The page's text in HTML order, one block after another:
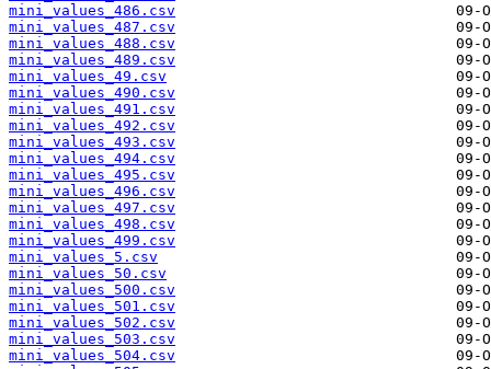
mini_values_486.csv
mini_values_487.csv
mini_values_488.csv
mini_values_489.csv
mini_values_49.csv
mini_values_490.csv
mini_values_491.csv
mini_values_492.csv
mini_values_493.csv
mini_values_494.csv
mini_values_495.csv
mini_values_496.csv
mini_values_497.csv
mini_values_498.csv
mini_values_499.csv
mini_values_5.csv
mini_values_50.csv
mini_values_500.csv
mini_values_501.csv
mini_values_502.csv
mini_values_503.csv
mini_values_504.csv